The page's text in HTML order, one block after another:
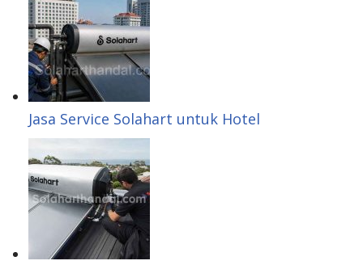
Jasa Service Solahart untuk Hotel